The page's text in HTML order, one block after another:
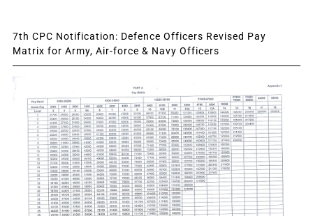
7th CPC Notification: Defence Officers Revised Pay
Matrix for Army, Air-force & Navy Officers